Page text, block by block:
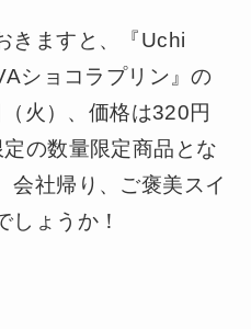
きますと、『Uchi
ショコラプリン』の
火）、価格は320円
定の数量限定商品とな
会社帰り、ご褒美スイ
しょうか！